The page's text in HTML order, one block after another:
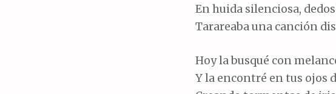
En huida silenciosa,
Tarareaba una canción
Hoy la busqué con
Y la encontré en tus ojos